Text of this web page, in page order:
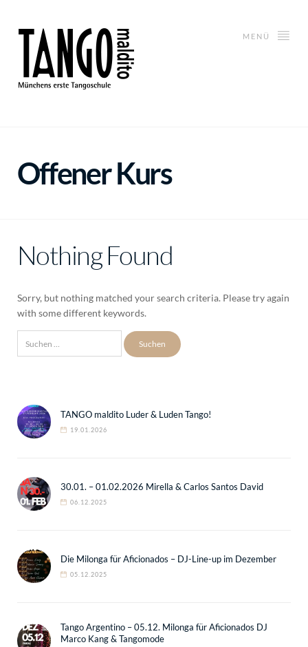
MENÜ
Offener Kurs
Nothing Found
Sorry, but nothing matched your search criteria. Please try again
with some different keywords.
TANGO maldito Luder & Luden Tango!
19.01.2026
30.01. – 01.02.2026 Mirella & Carlos Santos David
06.12.2025
Die Milonga für Aficionados – DJ-Line-up im Dezember
05.12.2025
Tango Argentino – 05.12. Milonga für Aficionados DJ
Marco Kang & Tangomode